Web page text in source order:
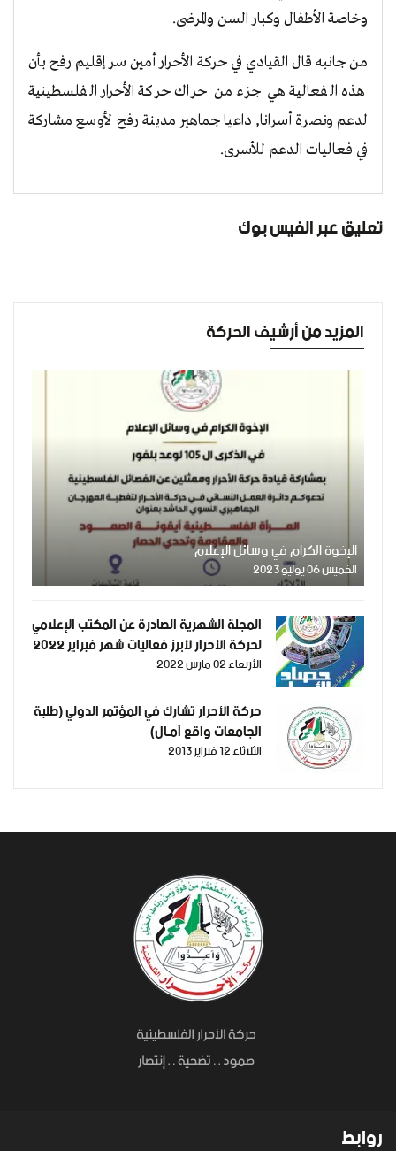
وخاصة الأطفال وكبار السن والمرضى.
من جانبه قال القيادي في حركة الأحرار أمين سر إقليم رفح بأن
هذه الفعالية هي جزء من حراك حركة الأحرار الفلسطينية
لدعم ونصرة أسرانا, داعيا جماهير مدينة رفح لأوسع مشاركة
في فعاليات الدعم للأسرى.
تعليق عبر الفيس بوك
المزيد من أرشيف الحركة
الإخوة الكرام في وسائل الإعلام
الخميس 06 يوليو 2023
المجلة الشهرية الصادرة عن المكتب الإعلامي
لحركة الأحرار لأبرز فعاليات شهر فبراير 2022
الأربعاء 02 مارس 2022
حركة الأحرار تشارك في المؤتمر الدولي (طلبة
الجامعات واقع آمـال)
الثلاثاء 12 فبراير 2013
روابط